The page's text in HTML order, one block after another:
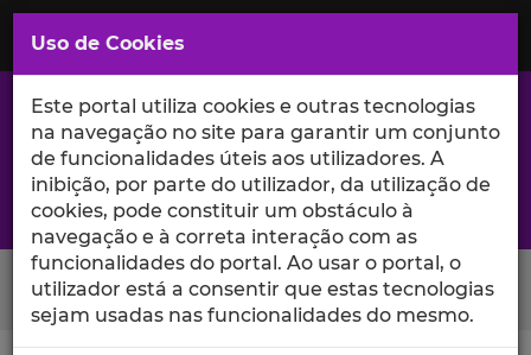
Saltar
para
Conteúdo
Principal
A excelência da investigação e ciência no Iscte
Search Button
Uso de Cookies
Este portal utiliza cookies e outras tecnologias
na navegação no site para garantir um conjunto
de funcionalidades úteis aos utilizadores. A
inibição, por parte do utilizador, da utilização de
cookies, pode constituir um obstáculo à
navegação e à correta interação com as
funcionalidades do portal. Ao usar o portal, o
utilizador está a consentir que estas tecnologias
sejam usadas nas funcionalidades do mesmo.